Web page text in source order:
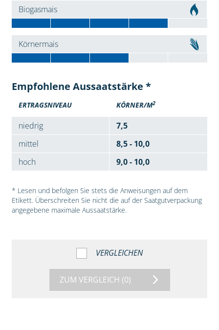
Biogasmais
Körnermais
Empfohlene Aussaatstärke *
ERTRAGSNIVEAU KÖRNER/M2
niedrig
7,5
mittel
8,5 - 10,0
hoch
9,0 - 10,0
* Lesen und befolgen Sie stets die Anweisungen auf dem
Etikett. Überschreiten Sie nicht die auf der Saatgutverpackung
angegebene maximale Aussaatstärke.
VERGLEICHEN
ZUM VERGLEICH (0)